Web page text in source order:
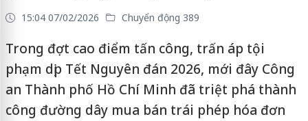
15:04 07/02/2026 Chuyển động 389
Trong đợt cao điểm tấn công, trấn áp tội
phạm dịp Tết Nguyên đán 2026, mới đây Công
an Thành phố Hồ Chí Minh đã triệt phá thành
công đường dây mua bán trái phép hóa đơn